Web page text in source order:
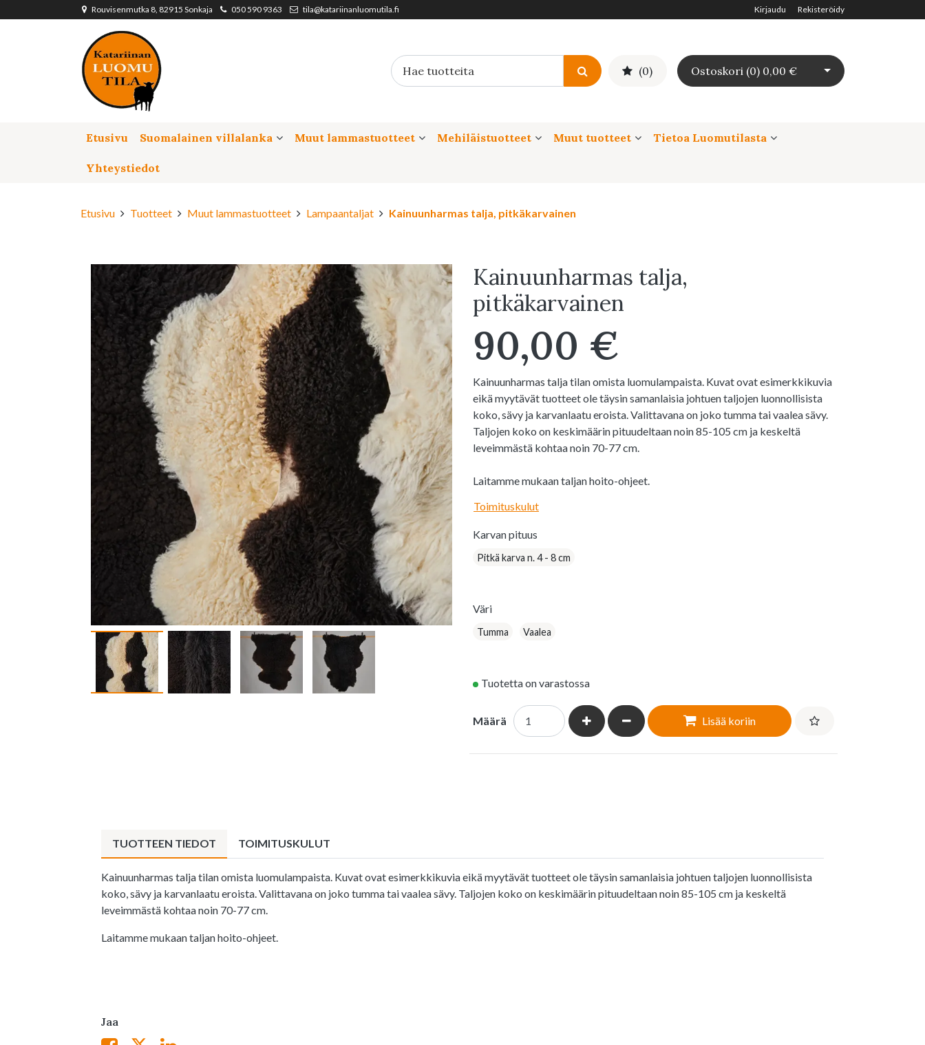
Siirry pääsisältöön Rouvisenmutka 8, 82915 Sonkaja 050 590 9363 tila@katariinanluomutila.fi Kirjaudu Rekisteröidy
(0) Ostoskori (0) 0,00 € Avaa ostoskori
Etusivu Suomalainen villalanka Muut lammastuotteet Mehiläistuotteet Muut tuotteet Tietoa Luomutilasta
Yhteystiedot
Etusivu Tuotteet Muut lammastuotteet Lampaantaljat Kainuunharmas talja, pitkäkarvainen
Kainuunharmas talja,
pitkäkarvainen
90,00 €
Kainuunharmas talja tilan omista luomulampaista. Kuvat ovat esimerkkikuvia
eikä myytävät tuotteet ole täysin samanlaisia johtuen taljojen luonnollisista
koko, sävy ja karvanlaatu eroista. Valittavana on joko tumma tai vaalea sävy.
Taljojen koko on keskimäärin pituudeltaan noin 85-105 cm ja keskeltä
leveimmästä kohtaa noin 70-77 cm.
Laitamme mukaan taljan hoito-ohjeet.
Toimituskulut
Karvan pituus
Pitkä karva n. 4 - 8 cm
Väri
Tumma Vaalea
Tuotetta on varastossa
Määrä Kasvata määrääVähennä määrää Lisää koriin
TUOTTEEN TIEDOT TOIMITUSKULUT
Kainuunharmas talja tilan omista luomulampaista. Kuvat ovat esimerkkikuvia eikä myytävät tuotteet ole täysin samanlaisia johtuen taljojen luonnollisista
koko, sävy ja karvanlaatu eroista. Valittavana on joko tumma tai vaalea sävy. Taljojen koko on keskimäärin pituudeltaan noin 85-105 cm ja keskeltä
leveimmästä kohtaa noin 70-77 cm.
Laitamme mukaan taljan hoito-ohjeet.
Jaa